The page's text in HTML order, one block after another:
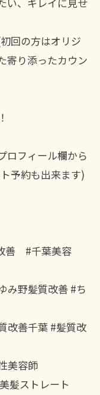
回の方はオリジ
寄り添ったカウン
ロフィール欄から
予約も出来ます)
善 #千葉美容
み野髪質改善 #ち
改善千葉 #髪質改
美容師
髪ストレート